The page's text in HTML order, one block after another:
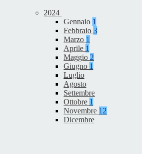
2024
Gennaio 1
Febbraio 3
Marzo 1
Aprile 1
Maggio 2
Giugno 1
Luglio
Agosto
Settembre
Ottobre 1
Novembre 12
Dicembre